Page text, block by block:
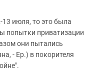
АКТИВИСТОВ
И ПРОТЕСТЫ
июля, то это была
попытки приватизации
они пытались
- Ер.) в покорителя